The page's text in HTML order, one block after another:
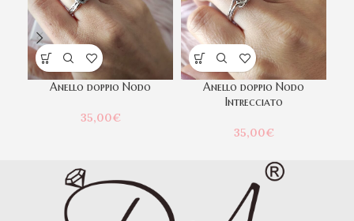
Anello doppio Nodo
35,00€
Anello doppio Nodo
Intrecciato
35,00€